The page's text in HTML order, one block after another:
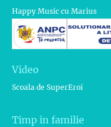
Happy Music cu Marius
Video
Scoala de SuperEroi
Timp in familie